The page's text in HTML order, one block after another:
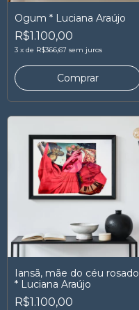
Ogum * Luciana Araújo
R$1.100,00
3 x de R$366,67 sem juros
Iansã, mãe do céu rosado
* Luciana Araújo
R$1.100,00